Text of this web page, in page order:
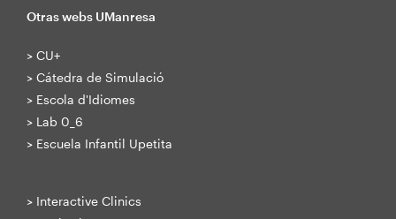
Otras webs UManresa
> CU+
> Cátedra de Simulació
> Escola d'Idiomes
> Lab 0_6
> Escuela Infantil Upetita
> Interactive Clinics